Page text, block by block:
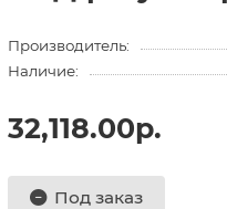
Производитель:
Наличие:
32,118.00р.
Под заказ